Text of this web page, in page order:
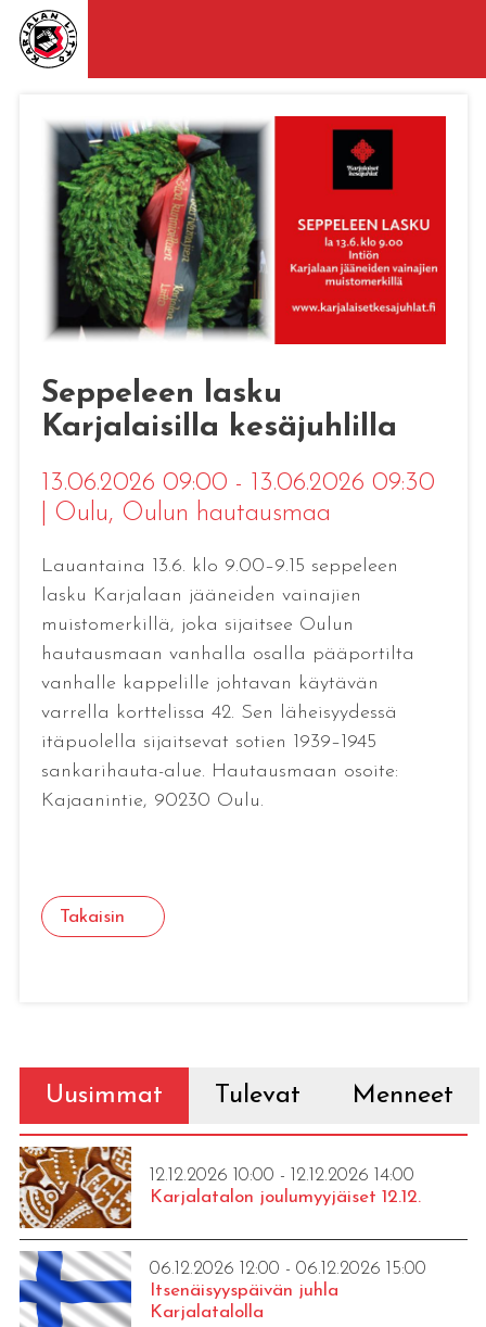
Seppeleen lasku
Karjalaisilla kesäjuhlilla
13.06.2026 09:00 - 13.06.2026 09:30
Oulu, Oulun hautausmaa
Lauantaina 13.6. klo 9.00–9.15 seppeleen
lasku Karjalaan jääneiden vainajien
muistomerkillä, joka sijaitsee Oulun
hautausmaan vanhalla osalla pääportilta
vanhalle kappelille johtavan käytävän
varrella korttelissa 42. Sen läheisyydessä
itäpuolella sijaitsevat sotien 1939–1945
sankarihauta-alue. Hautausmaan osoite:
Kajaanintie, 90230 Oulu.
Takaisin
Uusimmat Tulevat Menneet
12.12.2026 10:00 - 12.12.2026 14:00
Karjalatalon joulumyyjäiset 12.12.
06.12.2026 12:00 - 06.12.2026 15:00
Itsenäisyyspäivän juhla
Karjalatalolla